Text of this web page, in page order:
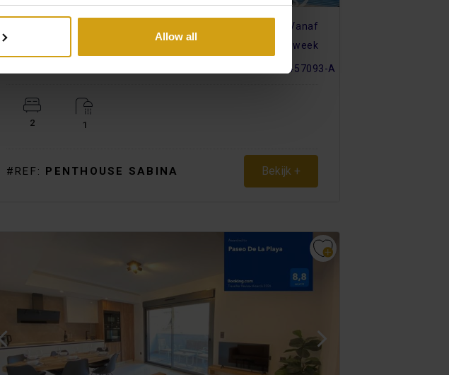
Allow all
COSTA BLANCA ZUID Vanaf
per week
Licentie: VT-457093-A
2 1
#REF: PENTHOUSE SABINA Bekijk +